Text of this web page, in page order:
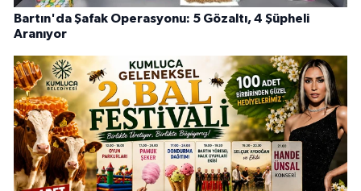
Bartın'da Şafak Operasyonu: 5 Gözaltı, 4 Şüpheli
Aranıyor